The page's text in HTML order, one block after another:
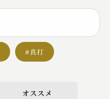
#真打
オススメ